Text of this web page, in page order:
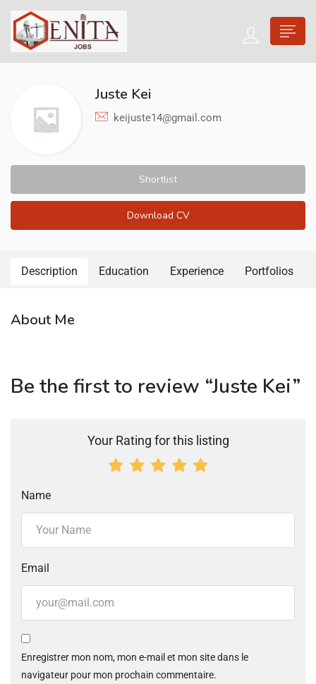
Juste Kei
keijuste14@gmail.com
Shortlist
Download CV
Description Education Experience Portfolios
About Me
Be the first to review “Juste Kei”
Your Rating for this listing
Name
Email
Enregistrer mon nom, mon e-mail et mon site dans le
navigateur pour mon prochain commentaire.